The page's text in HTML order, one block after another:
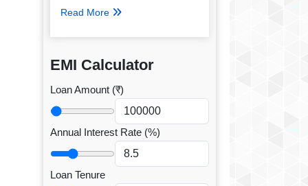
Read More
EMI Calculator
Loan Amount (₹)
Annual Interest Rate (%)
Loan Tenure